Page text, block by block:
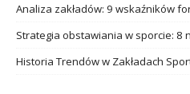
Analiza zakładów: 9 wskaźników
Strategia obstawiania w sporcie: 8
Historia Trendów w Zakładach